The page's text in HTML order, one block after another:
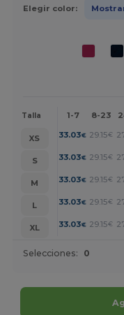
Elegir color:
Talla 1-7 8-23
XS 33.03€ 29.15€
S
33.03€ 29.15€
M
33.03€ 29.15€
L
33.03€ 29.15€
XL
33.03€ 29.15€
Selecciones: 0